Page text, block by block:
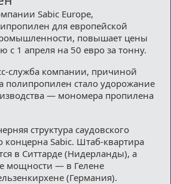
соглашение
Медиакит
Sabic Europe,
для европейской
повышает цены
с 1 апреля на 50 евро за тонну.
служба компании, причиной
стало удорожание
— мономера пропилена
структура саудовского
концерна Sabic. Штаб-квартира
в Ситтарде (Нидерланды), а
мощности — в Гелене
(Германия).